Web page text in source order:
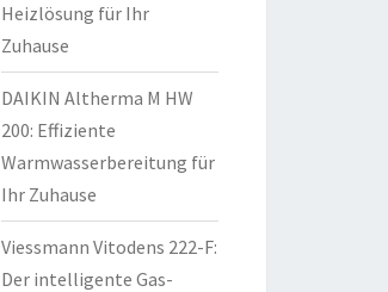
Heizlösung für Ihr
Zuhause
DAIKIN Altherma M HW
200: Effiziente
Warmwasserbereitung für
Ihr Zuhause
Viessmann Vitodens 222-F:
Der intelligente Gas-